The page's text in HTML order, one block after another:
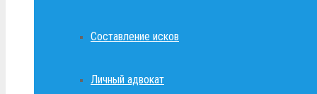
Составление исков
Личный адвокат